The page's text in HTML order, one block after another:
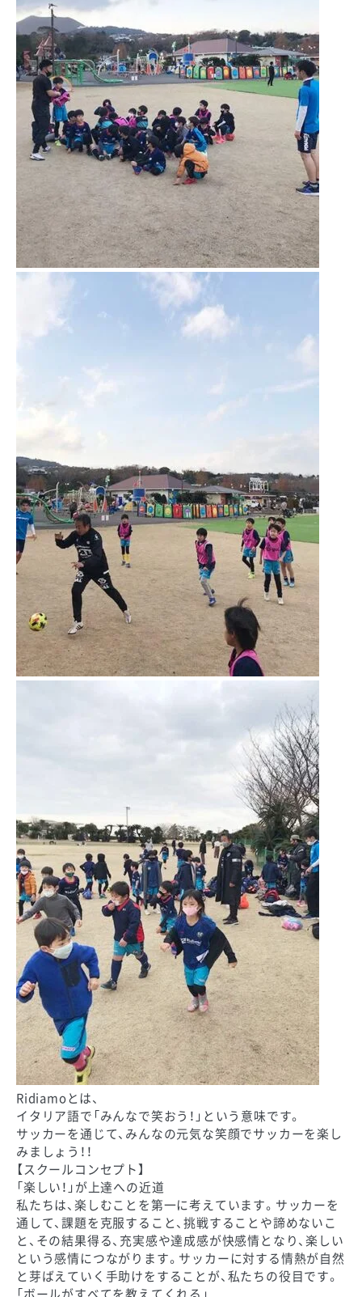
Ridiamoとは、
イタリア語で「みんなで笑おう！」という意味です。
サッカーを通じて、みんなの元気な笑顔でサッカーを楽し
みましょう！！
【スクールコンセプト】
「楽しい！」が上達への近道
私たちは、楽しむことを第一に考えています。サッカーを
通して、課題を克服すること、挑戦することや諦めないこ
と、その結果得る、充実感や達成感が快感情となり、楽しい
という感情につながります。サッカーに対する情熱が自然
と芽ばえていく手助けをすることが、私たちの役目です。